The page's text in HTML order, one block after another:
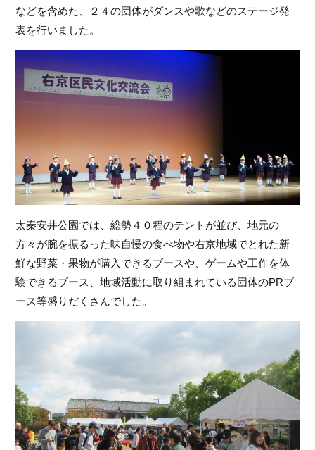
フ
ク
などを含めた、２４の団体がダンスや歌などのステージ発
表を行いました。
太秦安井公園では、総勢４０程のテントが並び、地元の
方々が腕を振るった味自慢の食べ物や右京地域でとれた新
鮮な野菜・果物が購入できるブースや、ゲームや工作を体
験できるブース、地域活動に取り組まれている団体のPRブ
ース等盛りだくさんでした。